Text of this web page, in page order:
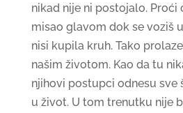
nikad nije ni postojalo. Proći
misao glavom dok se voziš
nisi kupila kruh. Tako
našim životom. Kao da tu
njihovi postupci odnesu sve
u život. U tom trenutku nije